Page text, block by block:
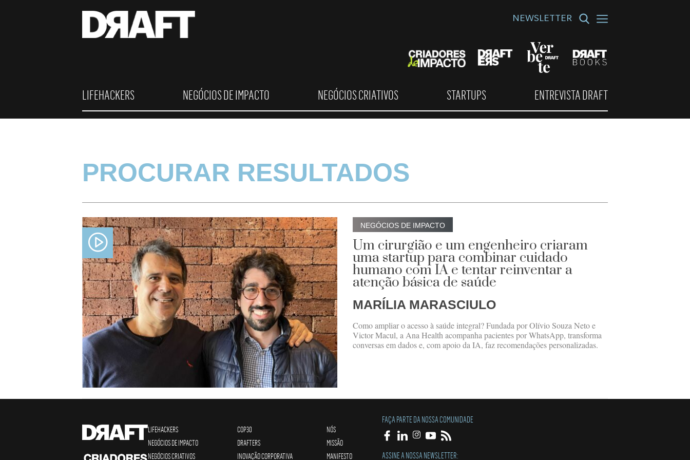
NEWSLETTER
LIFEHACKERS NEGÓCIOS DE IMPACTO NEGÓCIOS CRIATIVOS STARTUPS ENTREVISTA DRAFT
PROCURAR RESULTADOS
NEGÓCIOS DE IMPACTO
Um cirurgião e um engenheiro criaram
uma startup para combinar cuidado
humano com IA e tentar reinventar a
atenção básica de saúde
MARÍLIA MARASCIULO
Como ampliar o acesso à saúde integral? Fundada por Olívio Souza Neto e
Victor Macul, a Ana Health acompanha pacientes por WhatsApp, transforma
conversas em dados e, com apoio da IA, faz recomendações personalizadas.
LIFEHACKERS
NEGÓCIOS DE IMPACTO
NEGÓCIOS CRIATIVOS
COP30
DRAFTERS
INOVAÇÃO CORPORATIVA
NÓS
MISSÃO
MANIFESTO
FAÇA PARTE DA NOSSA COMUNIDADE
ASSINE A NOSSA NEWSLETTER: